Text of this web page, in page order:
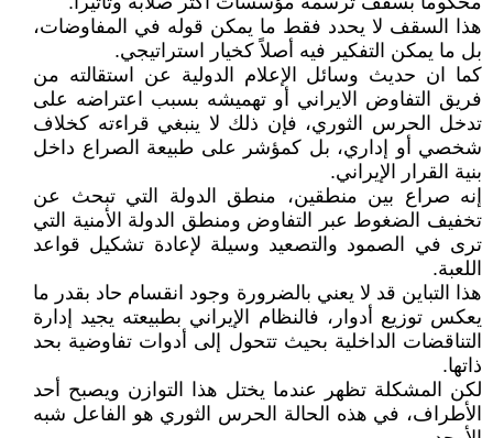
هذا السقف لا يحدد فقط ما يمكن قوله في المفاوضات،
بل ما يمكن التفكير فيه أصلاً كخيار استراتيجي.
كما ان حديث وسائل الإعلام الدولية عن استقالته من
فريق التفاوض الايراني أو تهميشه بسبب اعتراضه على
تدخل الحرس الثوري، فإن ذلك لا ينبغي قراءته كخلاف
شخصي أو إداري، بل كمؤشر على طبيعة الصراع داخل
بنية القرار الإيراني.
إنه صراع بين منطقين، منطق الدولة التي تبحث عن
تخفيف الضغوط عبر التفاوض ومنطق الدولة الأمنية التي
ترى في الصمود والتصعيد وسيلة لإعادة تشكيل قواعد
اللعبة.
هذا التباين قد لا يعني بالضرورة وجود انقسام حاد بقدر ما
يعكس توزيع أدوار، فالنظام الإيراني بطبيعته يجيد إدارة
التناقضات الداخلية بحيث تتحول إلى أدوات تفاوضية بحد
ذاتها.
لكن المشكلة تظهر عندما يختل هذا التوازن ويصبح أحد
الأطراف، في هذه الحالة الحرس الثوري هو الفاعل شبه